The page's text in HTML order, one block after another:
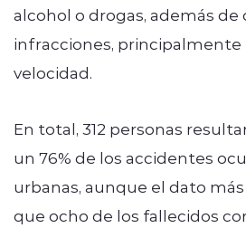
alcohol o drogas, además de
infracciones, principalmente
velocidad.
En total, 312 personas
un 76% de los accidentes
urbanas, aunque el dato
que ocho de los fallecidos